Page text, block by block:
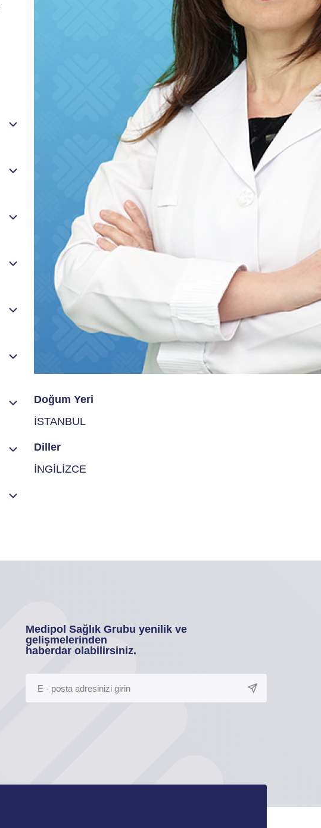
Doğum Yeri
İSTANBUL
Diller
İNGİLİZCE
Medipol Sağlık Grubu yenilik ve
gelişmelerinden
haberdar olabilirsiniz.